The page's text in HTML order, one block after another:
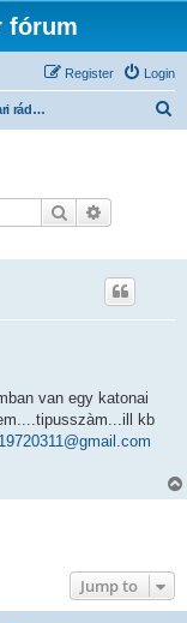
fórum
Login
Register
CB/PMR/hajó/ipari rádiók, egyszerű vevők
Search
van egy katonai
kb
Jump to